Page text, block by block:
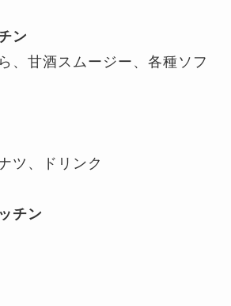
ン
、甘酒スムージー、各種ソフ
ツ、ドリンク
チン